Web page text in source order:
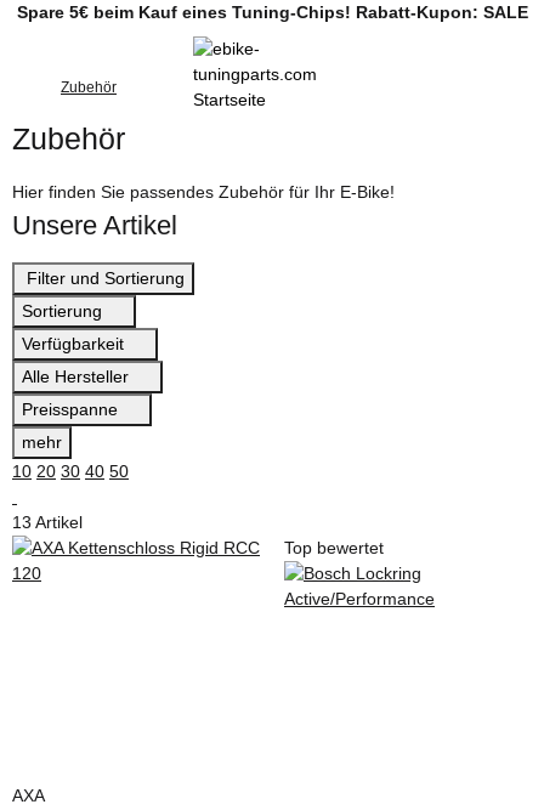
Spare 5€ beim Kauf eines Tuning-Chips! Rabatt-Kupon: SALE
Zubehör
Zubehör
Hier finden Sie passendes Zubehör für Ihr E-Bike!
Unsere Artikel
Filter und Sortierung
Sortierung
Verfügbarkeit
Alle Hersteller
Preisspanne
mehr
10 20 30 40 50
13 Artikel
AXA
Top bewertet